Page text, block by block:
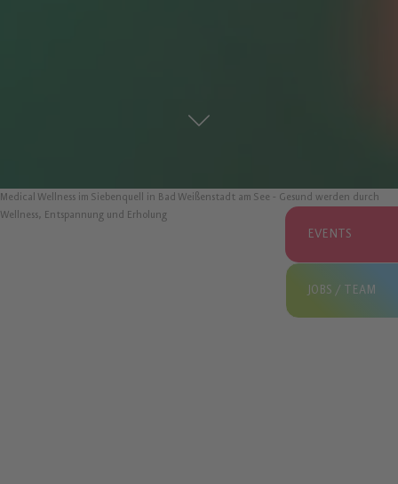
EVENTS
JOBS / TEAM
Medical Wellness im Siebenquell in Bad Weißenstadt am See - Gesund werden durch
Wellness, Entspannung und Erholung